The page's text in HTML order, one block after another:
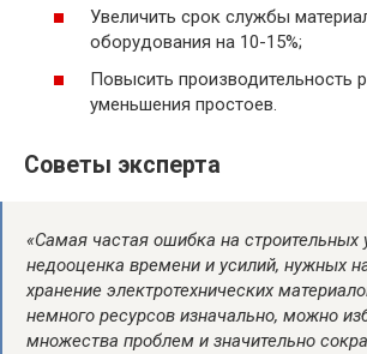
Увеличить срок службы
оборудования на 10-15%;
Повысить производительность
уменьшения простоев.
Советы эксперта
«Самая частая ошибка на строительных
недооценка времени и усилий, нужных
хранение электротехнических
немного ресурсов изначально, можно
множества проблем и значительно